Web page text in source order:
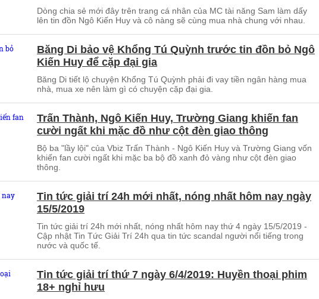
Dòng chia sẻ mới đây trên trang cá nhân của MC tài năng Sam làm dấy
lên tin đồn Ngô Kiến Huy và cô nàng sẽ cùng mua nhà chung với nhau.
Băng Di bảo vệ Khổng Tú Quỳnh trước tin đồn bỏ Ngô
Kiến Huy để cặp đại gia
Băng Di tiết lộ chuyện Khổng Tú Quỳnh phải đi vay tiền ngân hàng mua
nhà, mua xe nên làm gì có chuyện cặp đại gia.
Trấn Thành, Ngô Kiến Huy, Trường Giang khiến fan
cười ngất khi mặc đồ như cột đèn giao thông
Bộ ba "lầy lội" của Vbiz Trấn Thành - Ngô Kiến Huy và Trường Giang vốn
khiến fan cười ngất khi mặc ba bộ đồ xanh đỏ vàng như cột đèn giao
thông.
Tin tức giải trí 24h mới nhất, nóng nhất hôm nay ngày
15/5/2019
Tin tức giải trí 24h mới nhất, nóng nhất hôm nay thứ 4 ngày 15/5/2019 -
Cập nhật Tin Tức Giải Trí 24h qua tin tức scandal người nổi tiếng trong
nước và quốc tế.
Tin tức giải trí thứ 7 ngày 6/4/2019: Huyền thoại phim
18+ nghỉ hưu